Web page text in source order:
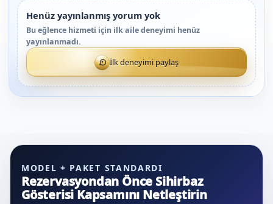
Henüz yayınlanmış yorum yok
Bu eğlence hizmeti için ilk aile deneyimi henüz
yayınlanmadı.
İlk deneyimi paylaş
MODEL + PAKET STANDARDI
Rezervasyondan Önce Sihirbaz
Gösterisi Kapsamını Netleştirin